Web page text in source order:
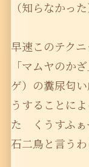
（知らなかった
早速このテク
「マムヤのか
ゲ）の糞尿匂
うすることに
た くうすふぁ
石二鳥と言うわ